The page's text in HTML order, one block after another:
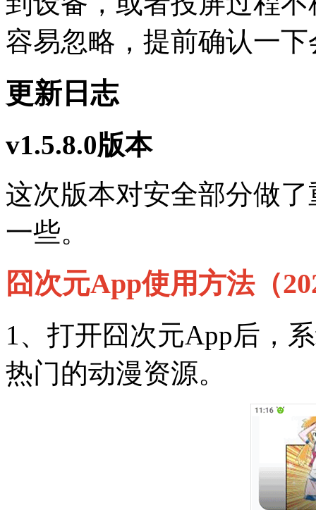
容易忽略，提前确认一
更新日志
v1.5.8.0版本
这次版本对安全部分做
一些。
囧次元App使用方法（
1、打开囧次元App后，
热门的动漫资源。